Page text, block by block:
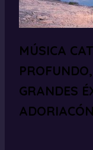
MÚSICA
GRANDES
ADORIACÓN